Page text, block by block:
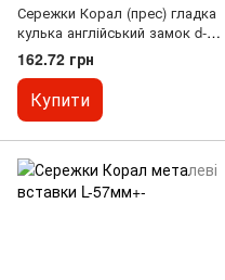
Сережки Корал (прес) гладка
кулька англійський замок d-
12мм+- L-33мм+-
162.72 грн
Купити